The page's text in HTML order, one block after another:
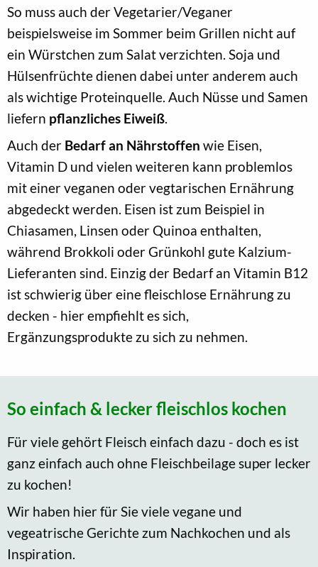
So muss auch der Vegetarier/Veganer
beispielsweise im Sommer beim Grillen nicht auf
ein Würstchen zum Salat verzichten. Soja und
Hülsenfrüchte dienen dabei unter anderem auch
als wichtige Proteinquelle. Auch Nüsse und Samen
liefern pflanzliches Eiweiß.
Auch der Bedarf an Nährstoffen wie Eisen,
Vitamin D und vielen weiteren kann problemlos
mit einer veganen oder vegtarischen Ernährung
abgedeckt werden. Eisen ist zum Beispiel in
Chiasamen, Linsen oder Quinoa enthalten,
während Brokkoli oder Grünkohl gute Kalzium-
Lieferanten sind. Einzig der Bedarf an Vitamin B12
ist schwierig über eine fleischlose Ernährung zu
decken - hier empfiehlt es sich,
Ergänzungsprodukte zu sich zu nehmen.
So einfach & lecker fleischlos kochen
Für viele gehört Fleisch einfach dazu - doch es ist
ganz einfach auch ohne Fleischbeilage super lecker
zu kochen!
Wir haben hier für Sie viele vegane und
vegeatrische Gerichte zum Nachkochen und als
Inspiration.